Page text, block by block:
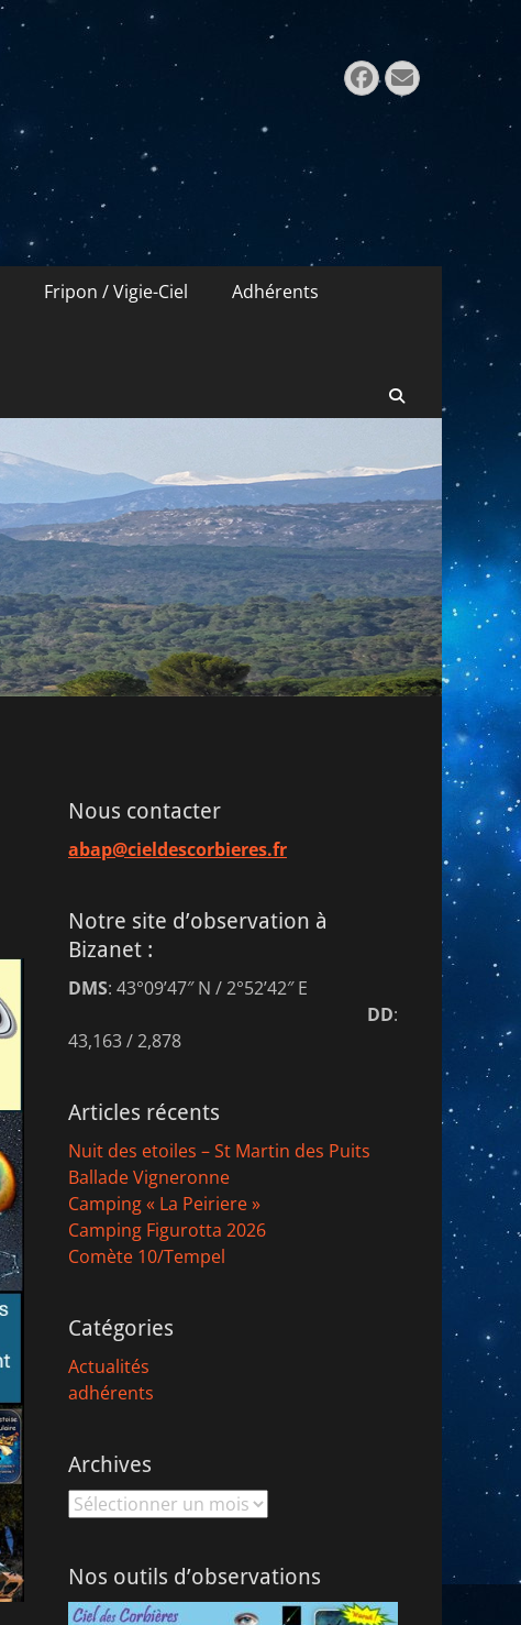
Facebook
E-
mail
Fripon / Vigie-Ciel Adhérents
Nous contacter
abap@cieldescorbieres.fr
Notre site d’observation à
Bizanet :
DMS: 43°09’47″ N / 2°52’42″ E
DD:
43,163 / 2,878
Articles récents
Nuit des etoiles – St Martin des Puits
Ballade Vigneronne
Camping « La Peiriere »
Camping Figurotta 2026
Comète 10/Tempel
Catégories
Actualités
adhérents
Archives
Archives
Nos outils d’observations